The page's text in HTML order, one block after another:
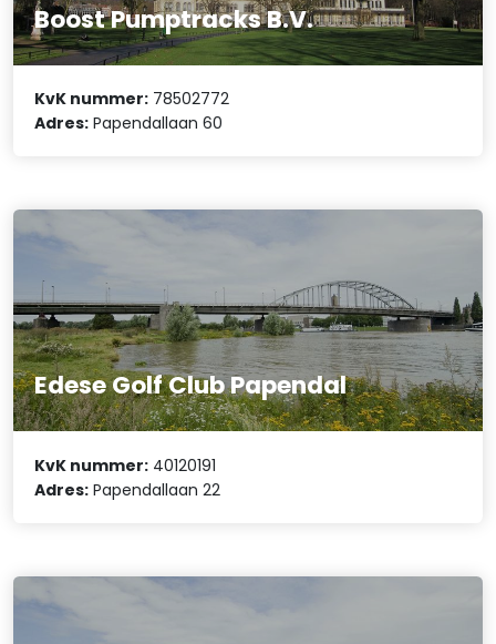
Boost Pumptracks B.V.
KvK nummer: 78502772
Adres: Papendallaan 60
Edese Golf Club Papendal
KvK nummer: 40120191
Adres: Papendallaan 22